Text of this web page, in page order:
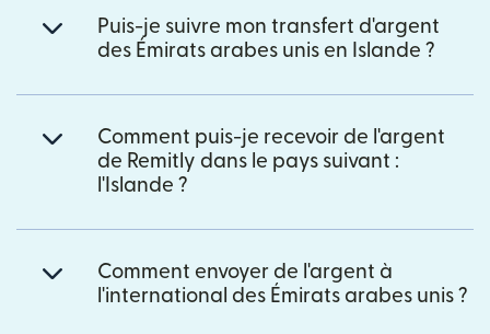
Puis-je suivre mon transfert d'argent
des Émirats arabes unis en Islande ?
Comment puis-je recevoir de l'argent
de Remitly dans le pays suivant :
l'Islande ?
Comment envoyer de l'argent à
l'international des Émirats arabes unis ?